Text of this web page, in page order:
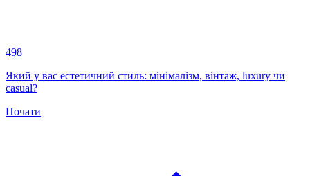
498
Який у вас естетичний стиль: мінімалізм, вінтаж, luxury чи
casual?
Почати